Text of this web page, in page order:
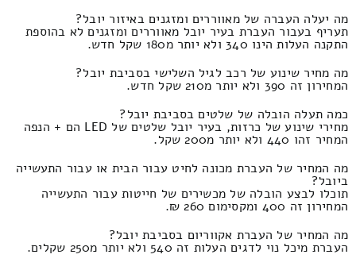
מה יעלה העברה של מאווררים ומזגנים באיזור יובל?
תעריף בעבור העברת בעיר יובל מאווררים ומזגנים לא בהוספת
התקנה העלות הינו 340 ולא יותר מ180 שקל חדש.
מה מחיר שינוע של רכב לגיל השלישי בסביבת יובל?
המחירון זה 390 ולא יותר מ210 שקל חדש.
כמה תעלה הובלה של שלטים בסביבת יובל?
מחירי שינוע של כרזות, בעיר יובל שלטים של LED הם + הנפה
המחיר זהו 440 ולא יותר מ200 שקל.
מה המחיר של העברת מכונה לחיט עבור הבית או עבור התעשייה
ביובל?
תוכלו לבצע הובלה של מכשירים של חייטות עבור התעשייה
המחירון זה 400 ומקסימום 260 ₪.
מה המחיר של העברת אקווריום בסביבת יובל?
העברת מיכל נוי לדגים העלות זה 540 ולא יותר מ250 שקלים.